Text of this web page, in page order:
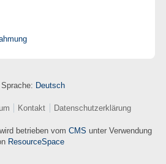
Sprache: Deutsch
Kontakt Datenschutzerklärung
wird betrieben vom CMS unter Verwendung
ResourceSpace